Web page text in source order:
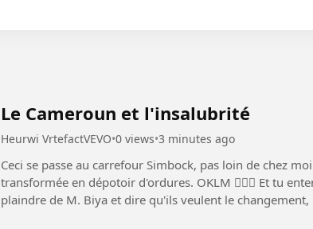
Le Cameroun et l'insalubrité
Heurwi VrtefactVEVO•0 views•3 minutes ago
Ceci se passe au carrefour Simbock, pas loin de chez
transformée en dépotoir d'ordures. OKLM 🤦🏾‍♂️ Et tu entendras tous ceux qui font cela se
plaindre de M. Biya et dire qu'ils veulent le changement, le